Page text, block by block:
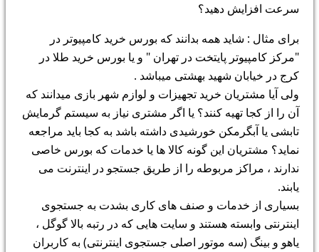
سرعت افزایش دهید؟
برای مثال : شاید همه بدانند که بورس خرید کامپیوتر در
"مرکز کامپیوتر پایتخت در تهران " و یا بورس خرید طلا در
کرج در خیابان شهید بهشتی میباشد .
ولی آیا مشتریان خرید تجهیزات و لوازم شهر بازی میدانند که
آن را از کجا تهیه کنند؟ یا اگر مشتری نیاز به سیستم گرمایش
تابشی یا آبگرمکن خورشیدی داشته باشد به کجا باید مراجعه
نماید؟ مشتریان این گونه کالا ها یا خدمات که بورس خاصی
ندارند ، مراکز مربوطه را از طریق جستجو در اینترنت می
یابند.
بسیاری از خدمات و صنف های کاری بشدت به جستجوی
اینترنتی وابسته هستند و سایت هایی که در رتبه بالا گوگل ،
یاهو و بینگ (سه موتور اصلی جستجوی اینترنتی) به کاربران